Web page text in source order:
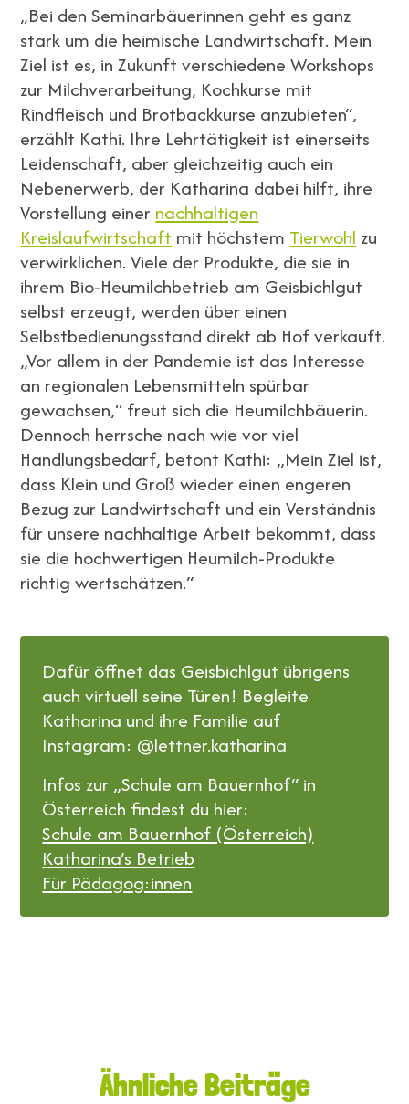
„Bei den Seminarbäuerinnen geht es ganz
stark um die heimische Landwirtschaft. Mein
Ziel ist es, in Zukunft verschiedene Workshops
zur Milchverarbeitung, Kochkurse mit
Rindfleisch und Brotbackkurse anzubieten“,
erzählt Kathi. Ihre Lehrtätigkeit ist einerseits
Leidenschaft, aber gleichzeitig auch ein
Nebenerwerb, der Katharina dabei hilft, ihre
Vorstellung einer nachhaltigen
Kreislaufwirtschaft mit höchstem Tierwohl zu
verwirklichen. Viele der Produkte, die sie in
ihrem Bio-Heumilchbetrieb am Geisbichlgut
selbst erzeugt, werden über einen
Selbstbedienungsstand direkt ab Hof verkauft.
„Vor allem in der Pandemie ist das Interesse
an regionalen Lebensmitteln spürbar
gewachsen,“ freut sich die Heumilchbäuerin.
Dennoch herrsche nach wie vor viel
Handlungsbedarf, betont Kathi: „Mein Ziel ist,
dass Klein und Groß wieder einen engeren
Bezug zur Landwirtschaft und ein Verständnis
für unsere nachhaltige Arbeit bekommt, dass
sie die hochwertigen Heumilch-Produkte
richtig wertschätzen.“
Dafür öffnet das Geisbichlgut übrigens
auch virtuell seine Türen! Begleite
Katharina und ihre Familie auf
Instagram: @lettner.katharina
Infos zur „Schule am Bauernhof“ in
Österreich findest du hier:
Schule am Bauernhof (Österreich)
Katharina’s Betrieb
Für Pädagog:innen
Ähnliche Beiträge